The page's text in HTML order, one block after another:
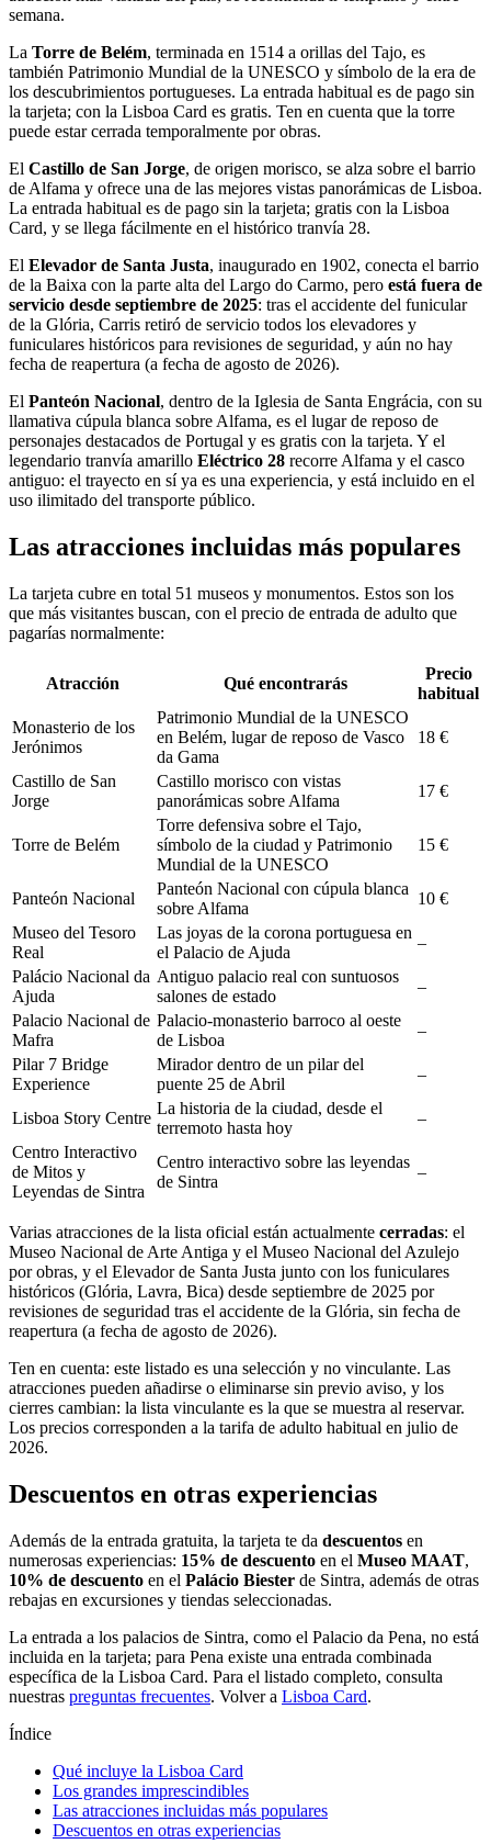
semana.
La Torre de Belém, terminada en 1514 a orillas del Tajo, es
también Patrimonio Mundial de la UNESCO y símbolo de la era de
los descubrimientos portugueses. La entrada habitual es de pago sin
la tarjeta; con la Lisboa Card es gratis. Ten en cuenta que la torre
puede estar cerrada temporalmente por obras.
El Castillo de San Jorge, de origen morisco, se alza sobre el barrio
de Alfama y ofrece una de las mejores vistas panorámicas de Lisboa.
La entrada habitual es de pago sin la tarjeta; gratis con la Lisboa
Card, y se llega fácilmente en el histórico tranvía 28.
El Elevador de Santa Justa, inaugurado en 1902, conecta el barrio
de la Baixa con la parte alta del Largo do Carmo, pero está fuera de
servicio desde septiembre de 2025: tras el accidente del funicular
de la Glória, Carris retiró de servicio todos los elevadores y
funiculares históricos para revisiones de seguridad, y aún no hay
fecha de reapertura (a fecha de agosto de 2026).
El Panteón Nacional, dentro de la Iglesia de Santa Engrácia, con su
llamativa cúpula blanca sobre Alfama, es el lugar de reposo de
personajes destacados de Portugal y es gratis con la tarjeta. Y el
legendario tranvía amarillo Eléctrico 28 recorre Alfama y el casco
antiguo: el trayecto en sí ya es una experiencia, y está incluido en el
uso ilimitado del transporte público.
Las atracciones incluidas más populares
La tarjeta cubre en total 51 museos y monumentos. Estos son los
que más visitantes buscan, con el precio de entrada de adulto que
pagarías normalmente:
Atracción Qué encontrarás
Precio
habitual
Monasterio de los
Jerónimos
Patrimonio Mundial de la UNESCO
en Belém, lugar de reposo de Vasco
da Gama
18 €
Castillo de San
Jorge
Castillo morisco con vistas
panorámicas sobre Alfama
17 €
Torre de Belém
Torre defensiva sobre el Tajo,
símbolo de la ciudad y Patrimonio
Mundial de la UNESCO
15 €
Panteón Nacional
Panteón Nacional con cúpula blanca
sobre Alfama
10 €
Museo del Tesoro
Real
Las joyas de la corona portuguesa en
el Palacio de Ajuda
–
Palácio Nacional da
Ajuda
Antiguo palacio real con suntuosos
salones de estado
–
Palacio Nacional de
Mafra
Palacio-monasterio barroco al oeste
de Lisboa
–
Pilar 7 Bridge
Experience
Mirador dentro de un pilar del
puente 25 de Abril
–
Lisboa Story Centre
La historia de la ciudad, desde el
terremoto hasta hoy
–
Centro Interactivo
de Mitos y
Leyendas de Sintra
Centro interactivo sobre las leyendas
de Sintra
–
Varias atracciones de la lista oficial están actualmente cerradas: el
Museo Nacional de Arte Antiga y el Museo Nacional del Azulejo
por obras, y el Elevador de Santa Justa junto con los funiculares
históricos (Glória, Lavra, Bica) desde septiembre de 2025 por
revisiones de seguridad tras el accidente de la Glória, sin fecha de
reapertura (a fecha de agosto de 2026).
Ten en cuenta: este listado es una selección y no vinculante. Las
atracciones pueden añadirse o eliminarse sin previo aviso, y los
cierres cambian: la lista vinculante es la que se muestra al reservar.
Los precios corresponden a la tarifa de adulto habitual en julio de
2026.
Descuentos en otras experiencias
Además de la entrada gratuita, la tarjeta te da descuentos en
numerosas experiencias: 15% de descuento en el Museo MAAT,
10% de descuento en el Palácio Biester de Sintra, además de otras
rebajas en excursiones y tiendas seleccionadas.
La entrada a los palacios de Sintra, como el Palacio da Pena, no está
incluida en la tarjeta; para Pena existe una entrada combinada
específica de la Lisboa Card. Para el listado completo, consulta
nuestras preguntas frecuentes. Volver a Lisboa Card.
Índice
Qué incluye la Lisboa Card
Los grandes imprescindibles
Las atracciones incluidas más populares
Descuentos en otras experiencias